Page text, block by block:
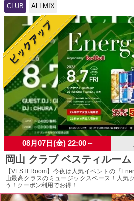
CLUB ALLMIX
08月07日(金) 22:00～
岡山 クラブ ベスティルーム
【VESTI Room】今夜は人気イベントの『
山最高クラスのミュージックスペース！人気
う！クーポン利用でお得！